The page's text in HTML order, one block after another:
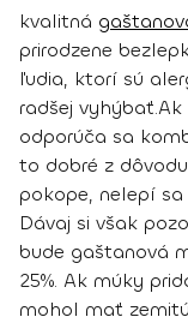
kvalitná
prirodzene
ľudia, ktorí sú
radšej vyhýbať.Ak
odporúča sa
to dobré z
pokope, nelepí
Dávaj si však
bude gaštanová
25%. Ak múky
mohol mať